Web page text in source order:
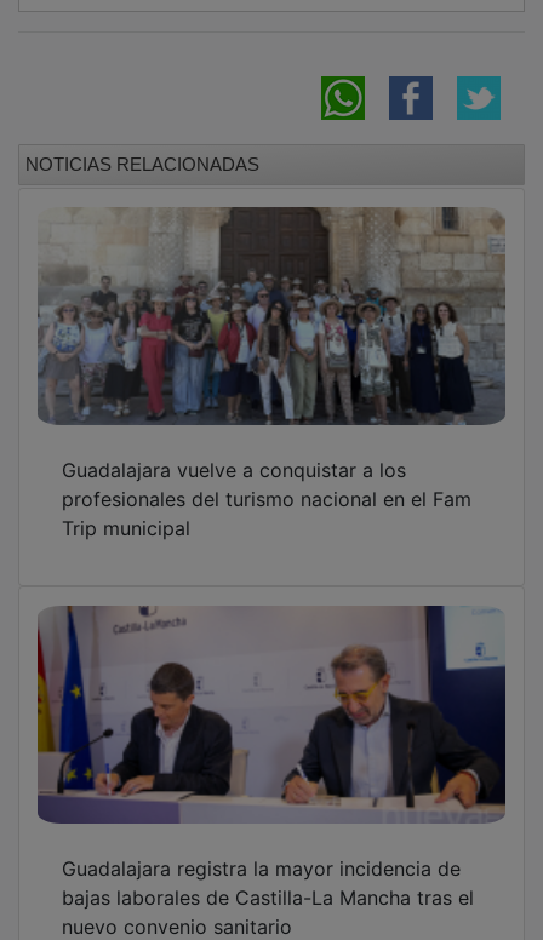
NOTICIAS RELACIONADAS
Guadalajara vuelve a conquistar a los
profesionales del turismo nacional en el Fam
Trip municipal
Guadalajara registra la mayor incidencia de
bajas laborales de Castilla-La Mancha tras el
nuevo convenio sanitario